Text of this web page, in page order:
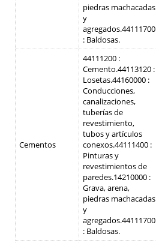
piedras machacadas
y
agregados.44111700
: Baldosas.
Cementos
44111200 :
Cemento.44113120 :
Losetas.44160000 :
Conducciones,
canalizaciones,
tuberías de
revestimiento,
tubos y artículos
conexos.44111400 :
Pinturas y
revestimientos de
paredes.14210000 :
Grava, arena,
piedras machacadas
y
agregados.44111700
: Baldosas.